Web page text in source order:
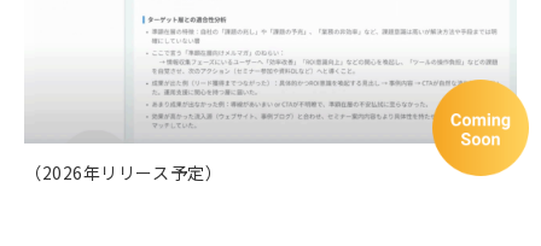
（2026年リリース予定）